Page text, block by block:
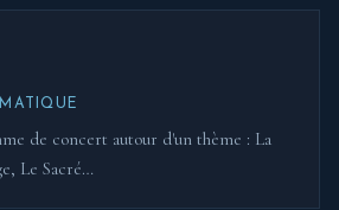
de concert autour d'un thème : La
Le Sacré…